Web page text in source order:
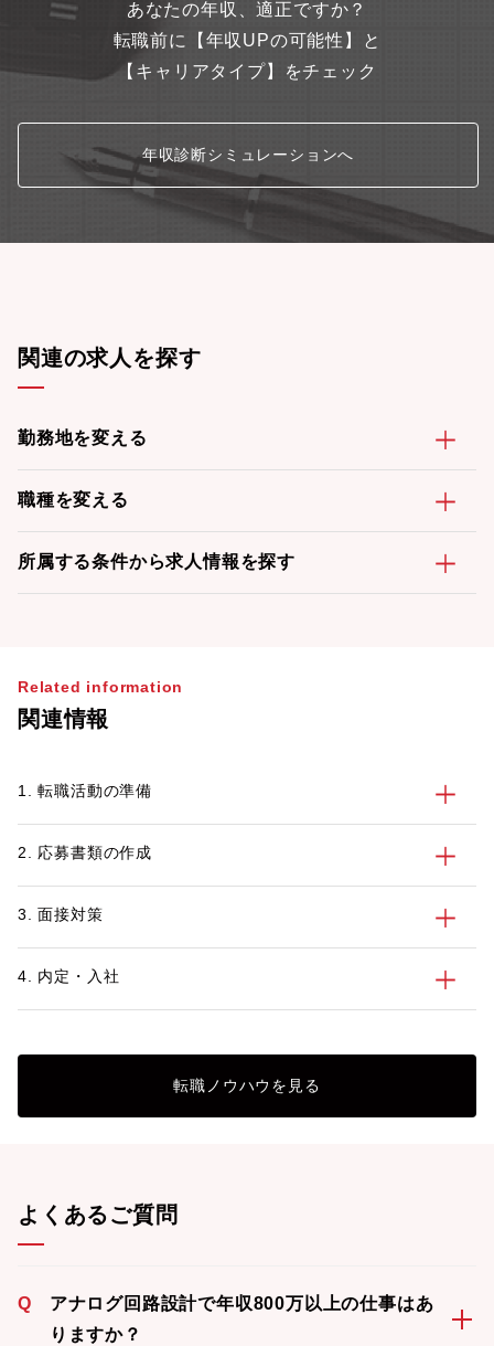
あなたの年収、適正ですか？
転職前に【年収UPの可能性】と
【キャリアタイプ】をチェック
年収診断シミュレーションへ
関連の求人を探す
勤務地を変える
職種を変える
所属する条件から求人情報を探す
Related information
関連情報
1. 転職活動の準備
2. 応募書類の作成
3. 面接対策
4. 内定・入社
転職ノウハウを見る
よくあるご質問
Q
アナログ回路設計で年収800万以上の仕事はあ
りますか？